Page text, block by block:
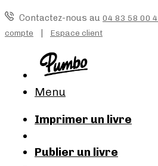
Contactez-nous au 04 83 58 00
compte | Espace client
Menu
Imprimer un livre
Publier un livre